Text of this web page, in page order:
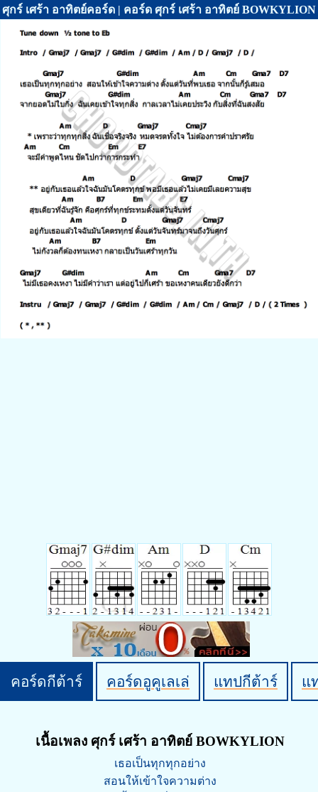
ศุกร์ เศร้า อาทิตย์คอร์ด | คอร์ด ศุกร์ เศร้า อาทิตย์ BOWKYLION
คอร์ดกีต้าร์ คอร์ดอูคูเลเล่ แทปกีต้าร์ แ
เนื้อเพลง ศุกร์ เศร้า อาทิตย์ BOWKYLION
เธอเป็นทุกทุกอย่าง
สอนให้เข้าใจความต่าง